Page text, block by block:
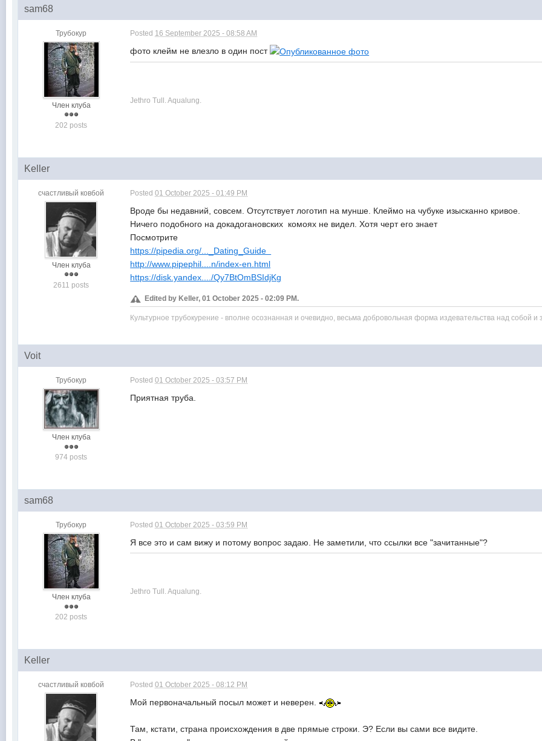
sam68
Трубокур
Член клуба
202 posts
Posted 16 September 2025 - 08:58 AM
фото клейм не влезло в один пост
Jethro Tull. Aqualung.
Keller
счастливый ковбой
Член клуба
2611 posts
Posted01 October 2025 - 01:49 PM
Вроде бы недавний, совсем. Отсутствует логотип на мунше. Клеймо на чубуке изысканно кривое.
Ничего подобного на докадогановских комоях не видел. Хотя черт его знает
Посмотрите
https://pipedia.org/..._Dating_Guide
http://www.pipephil....n/index-en.html
https://disk.yandex..../Qy7BtOmBSIdjKg
Edited by Keller, 01 October 2025 - 02:09 PM.
Культурное трубокурение - вполне осознанная и очевидно, весьма добровольная форма издевательства над собой
Voit
Трубокур
Член клуба
974 posts
Posted01 October 2025 - 03:57 PM
Приятная труба.
sam68
Трубокур
Член клуба
202 posts
Posted01 October 2025 - 03:59 PM
Я все это и сам вижу и потому вопрос задаю. Не заметили, что ссылки все "зачитанные"?
Jethro Tull. Aqualung.
Keller
счастливый ковбой Posted01 October 2025 - 08:12 PM
Мой первоначальный посыл может и неверен.
Там, кстати, страна происхождения в две прямые строки. Э? Если вы сами все видите.